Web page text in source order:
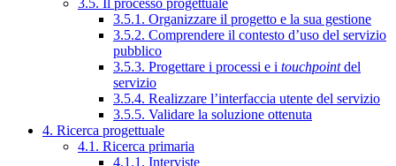
3.5.1. Organizzare il progetto e la sua gestione
3.5.2. Comprendere il contesto d’uso del servizio
pubblico
3.5.3. Progettare i processi e i touchpointdel
servizio
3.5.4. Realizzare l’interfaccia utente del servizio
3.5.5. Validare la soluzione ottenuta
4. Ricerca progettuale
4.1. Ricerca primaria
4.1.1. Interviste